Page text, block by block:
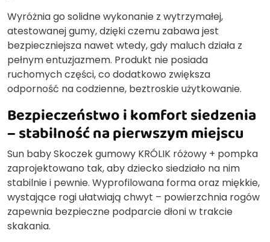
Wyróżnia go solidne wykonanie z wytrzymałej,
atestowanej gumy, dzięki czemu zabawa jest
bezpieczniejsza nawet wtedy, gdy maluch działa z
pełnym entuzjazmem. Produkt nie posiada
ruchomych części, co dodatkowo zwiększa
odporność na codzienne, beztroskie użytkowanie.
Bezpieczeństwo i komfort siedzenia
– stabilność na pierwszym miejscu
Sun baby Skoczek gumowy KRÓLIK różowy + pompka
zaprojektowano tak, aby dziecko siedziało na nim
stabilnie i pewnie. Wyprofilowana forma oraz miękkie,
wystające rogi ułatwiają chwyt – powierzchnia rogów
zapewnia bezpieczne podparcie dłoni w trakcie
skakania.